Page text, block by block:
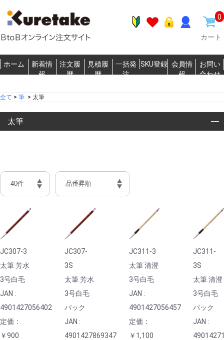
0
カート
ホーム
新着情
報
注文履
歴
見積履
歴
一括発
注
SKU登録 会員情
報
お問い
合わせ
全て > 筆 > 太筆
太筆
JC307-3
太筆 芳水
3号白毛
JAN :
4901427056402
定価：
￥900
JC307-
3S
太筆 芳水
3号白毛
パック
JAN :
4901427869347
JC311-3
太筆 清澄
3号白毛
JAN :
4901427056457
定価：
￥1,100
JC311-
3S
太筆 清澄
3号白毛
パック
JAN :